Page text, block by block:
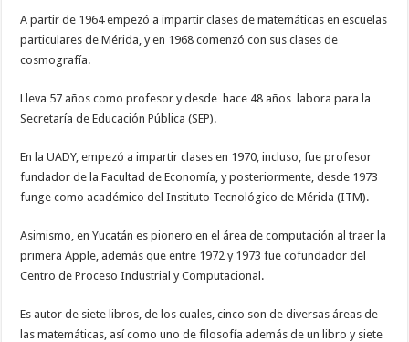
A partir de 1964 empezó a impartir clases de matemáticas en escuelas
particulares de Mérida, y en 1968 comenzó con sus clases de
cosmografía.
Lleva 57 años como profesor y desde hace 48 años labora para la
Secretaría de Educación Pública (SEP).
En la UADY, empezó a impartir clases en 1970, incluso, fue profesor
fundador de la Facultad de Economía, y posteriormente, desde 1973
funge como académico del Instituto Tecnológico de Mérida (ITM).
Asimismo, en Yucatán es pionero en el área de computación al traer la
primera Apple, además que entre 1972 y 1973 fue cofundador del
Centro de Proceso Industrial y Computacional.
Es autor de siete libros, de los cuales, cinco son de diversas áreas de
las matemáticas, así como uno de filosofía además de un libro y siete